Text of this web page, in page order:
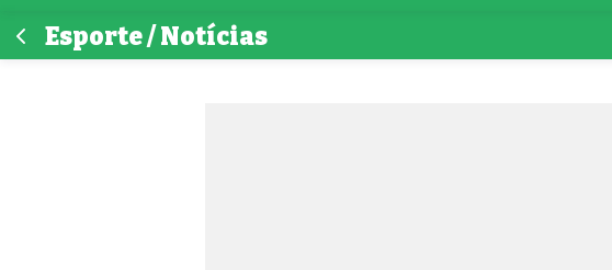
Esporte / Notícias